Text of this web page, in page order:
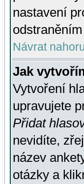
nastavení
Návrat
Jak
Vytvoření
upravujete
Přidat
nevidíte,
název
otázky a